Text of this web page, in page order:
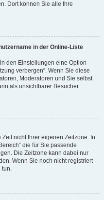
Dort können Sie alle Ihre
in der Online-Liste
den Einstellungen eine Option
verbergen“. Wenn Sie diese
Moderatoren und Sie selbst
als unsichtbarer Besucher
nicht Ihrer eigenen Zeitzone. In
die für Sie passende
Die Zeitzone kann dabei nur
Wenn Sie noch nicht registriert
tun.